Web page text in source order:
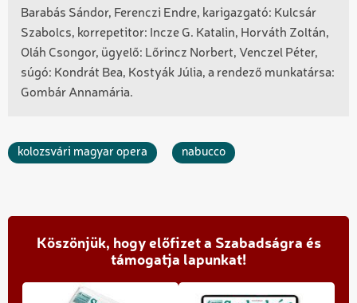
Barabás Sándor, Ferenczi Endre, karigazgató: Kulcsár
Szabolcs, korrepetitor: Incze G. Katalin, Horváth Zoltán,
Oláh Csongor, ügyelő: Lőrincz Norbert, Venczel Péter,
súgó: Kondrát Bea, Kostyák Júlia, a rendező munkatársa:
Gombár Annamária.
kolozsvári magyar opera nabucco
Köszönjük, hogy előfizet a Szabadságra és
támogatja lapunkat!